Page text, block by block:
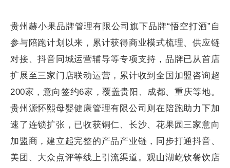
贵州赫小果品牌管理有限公司旗下品牌“悟空打酒”自
参与陪跑计划以来，累计获得商业模式梳理、供应链
对接、抖音同城运营辅导等专项支持，品牌已从首店
扩展至三家门店联动运营，累计收到全国加盟咨询超
200家，意向签约6家，覆盖贵阳、成都、重庆等地。
贵州源怀熙母婴健康管理有限公司则在陪跑助力下加
速了连锁扩张，已收获铜仁、长沙、花果园三家意向
加盟商，建立起完整的产品产业链，同步打通抖音、
美团、大众点评等线上引流渠道。观山湖屹钦餐饮店